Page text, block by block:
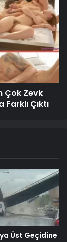
Çok Zevk
Çıktı
Üst Geçidine